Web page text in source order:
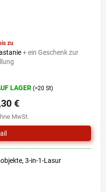
zu
+ ein Geschenk zur
Produktbewertung
LAGER (>20 St)
MwSt.
€
3-in-1-Lasur